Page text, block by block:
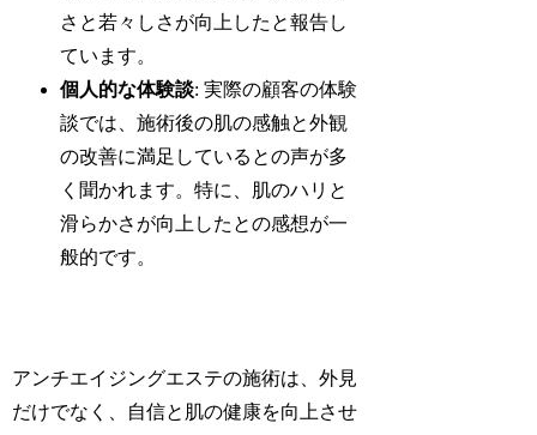
さと若々しさが向上したと報告し
ています。
個人的な体験談: 実際の顧客の体験
談では、施術後の肌の感触と外観
の改善に満足しているとの声が多
く聞かれます。特に、肌のハリと
滑らかさが向上したとの感想が一
般的です。
アンチエイジングエステの施術は、外見
だけでなく、自信と肌の健康を向上させ